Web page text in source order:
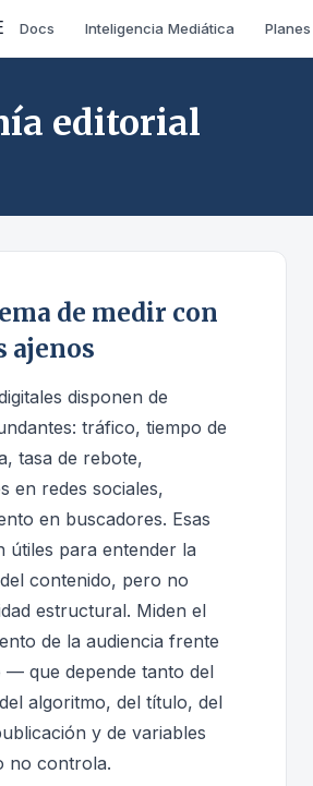
Docs Inteligencia Mediática Planes
editorial
de medir con
ajenos
disponen de
tráfico, tiempo de
tasa de rebote,
en redes sociales,
en buscadores. Esas
útiles para entender la
contenido, pero no
estructural. Miden el
de la audiencia frente
— que depende tanto del
algoritmo, del título, del
y de variables
no controla.